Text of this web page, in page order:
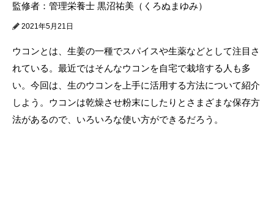
監修者：管理栄養士 黒沼祐美（くろぬまゆみ）
2021年5月21日
ウコンとは、生姜の一種でスパイスや生薬などとして注目さ
れている。最近ではそんなウコンを自宅で栽培する人も多
い。今回は、生のウコンを上手に活用する方法について紹介
しよう。ウコンは乾燥させ粉末にしたりとさまざまな保存方
法があるので、いろいろな使い方ができるだろう。